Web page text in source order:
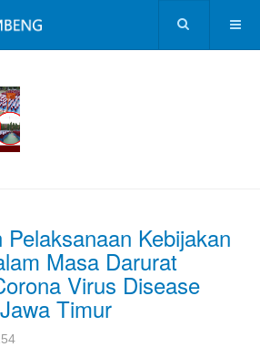
Pelaksanaan Kebijakan
Masa Darurat
Virus Disease
Timur